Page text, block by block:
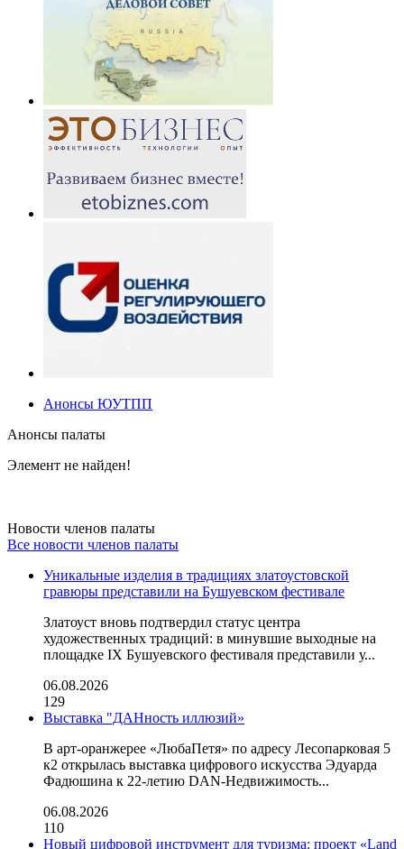
Анонсы ЮУТПП
Анонсы палаты
Элемент не найден!
Новости членов палаты
Все новости членов палаты
Уникальные изделия в традициях златоустовской
гравюры представили на Бушуевском фестивале
Златоуст вновь подтвердил статус центра
художественных традиций: в минувшие выходные на
площадке IX Бушуевского фестиваля представили у...
06.08.2026
129
Выставка "ДАНность иллюзий»
В арт-оранжерее «ЛюбаПетя» по адресу Лесопарковая 5
к2 открылась выставка цифрового искусства Эдуарда
Фадюшина к 22-летию DAN-Недвижимость...
06.08.2026
110
Новый цифровой инструмент для туризма: проект «Land